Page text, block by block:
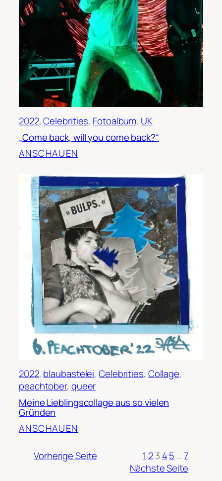
2022, Celebrities, Fotoalbum, UK
„Come back, will you come back?“
ANSCHAUEN
2022, blaubastelei, Celebrities, Collage
peachtober, queer
Meine Lieblingscollage aus so vielen
Gründen
ANSCHAUEN
Vorherige Seite 1 23 45 …7
Nächste Seite